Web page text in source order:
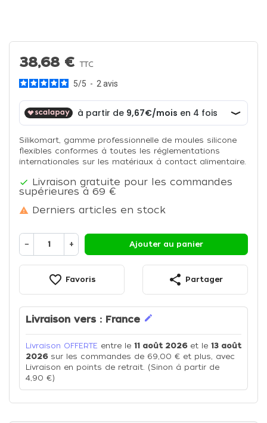
38,68 €TTC
5/5 - 2 avis
Silikomart, gamme professionnelle de moules silicone
flexibles conformes à toutes les réglementations
internationales sur les matériaux à contact alimentaire.
 Livraison gratuite pour les commandes
supérieures à 69 €
 Derniers articles en stock
− + Ajouter au panier
favorite_border Favoris share Partager
Livraison vers : France edit
Livraison OFFERTE entre le 11 août 2026et le 13 août
2026sur les commandes de 69,00 € et plus, avec
Livraison en points de retrait. (Sinon à partir de
4,90 €)